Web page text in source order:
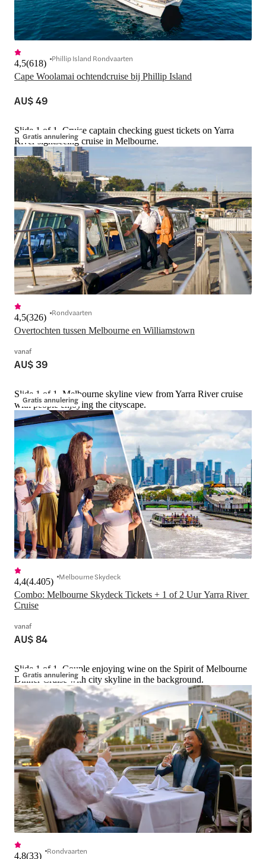
Cape Woolamai ochtendcruise bij Phillip Island
4,5(618) Phillip Island Rondvaarten
AU$ 49
Gratis annulering
Slide 1 of 1, Cruise captain checking guest tickets on Yarra
River sightseeing cruise in Melbourne.
Overtochten tussen Melbourne en Williamstown
4,5(326) Rondvaarten
vanaf
AU$ 39
Gratis annulering
Slide 1 of 1, Melbourne skyline view from Yarra River cruise
with people enjoying the cityscape.
Combo: Melbourne Skydeck Tickets + 1 of 2 Uur Yarra River
Cruise
4,4(4.405) Melbourne Skydeck
vanaf
AU$ 84
Gratis annulering
Slide 1 of 1, Couple enjoying wine on the Spirit of Melbourne
Dinner Cruise with city skyline in the background.
4,8(33) Rondvaarten